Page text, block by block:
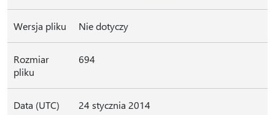
Wersja pliku Nie dotyczy
Rozmiar
pliku
694
Data (UTC) 24 stycznia 2014